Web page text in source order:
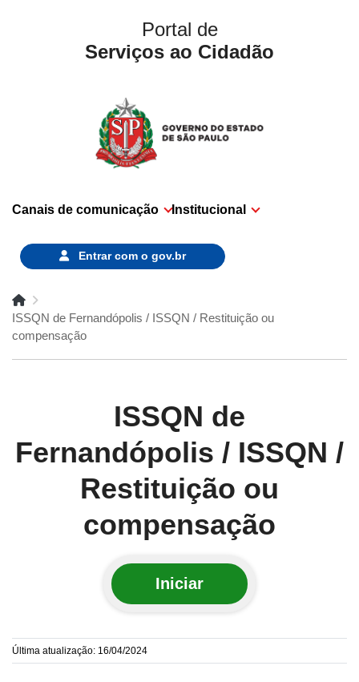
Portal de
Serviços ao Cidadão
Canais de comunicação Institucional
Entrar com o gov.br
ISSQN de Fernandópolis / ISSQN / Restituição ou
compensação
ISSQN de
Fernandópolis / ISSQN /
Restituição ou
compensação
Iniciar
Última atualização: 16/04/2024